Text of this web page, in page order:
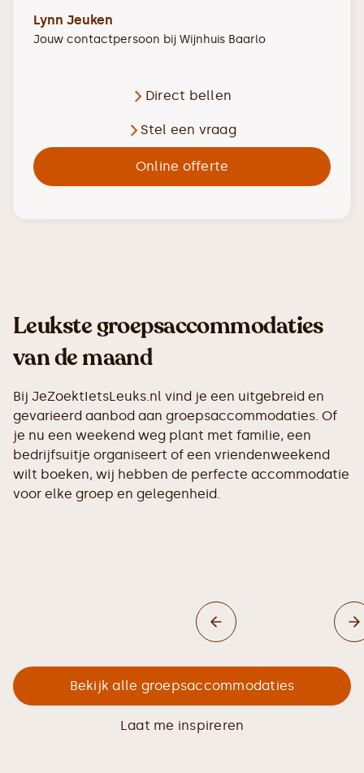
Lynn Jeuken
Jouw contactpersoon bij Wijnhuis Baarlo
Direct bellen
Stel een vraag
Online offerte
Leukste groepsaccommodaties
van de maand
Bij JeZoektIetsLeuks.nl vind je een uitgebreid en
gevarieerd aanbod aan groepsaccommodaties. Of
je nu een weekend weg plant met familie, een
bedrijfsuitje organiseert of een vriendenweekend
wilt boeken, wij hebben de perfecte accommodatie
voor elke groep en gelegenheid.
Bekijk alle groepsaccommodaties
Laat me inspireren